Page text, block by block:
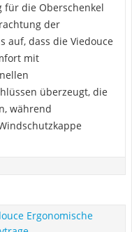
für die Oberschenkel
der
auf, dass die Viedouce
mit
überzeugt, die
während
Ergonomische